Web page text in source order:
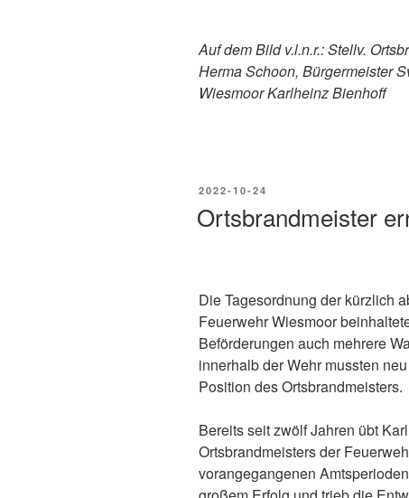
Auf dem Bild v.l.n.r.: Stellv.
Herma Schoon, Bürgermeister
Wiesmoor Karlheinz Bienhoff
2022-10-24
Ortsbrandmeister
Die Tagesordnung der kürzlich
Feuerwehr Wiesmoor
Beförderungen auch mehrere
innerhalb der Wehr mussten
Position des Ortsbrandmeisters.
Bereits seit zwölf Jahren übt
Ortsbrandmeisters der
vorangegangenen